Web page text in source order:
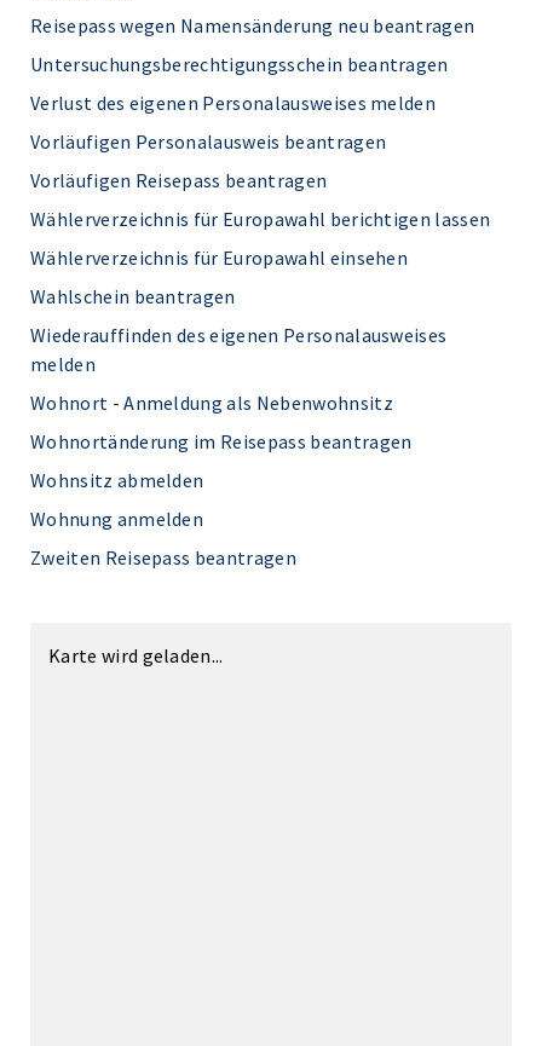
Reisepass wegen Namensänderung neu beantragen
Untersuchungsberechtigungsschein beantragen
Verlust des eigenen Personalausweises melden
Vorläufigen Personalausweis beantragen
Vorläufigen Reisepass beantragen
Wählerverzeichnis für Europawahl berichtigen lassen
Wählerverzeichnis für Europawahl einsehen
Wahlschein beantragen
Wiederauffinden des eigenen Personalausweises
melden
Wohnort - Anmeldung als Nebenwohnsitz
Wohnortänderung im Reisepass beantragen
Wohnsitz abmelden
Wohnung anmelden
Zweiten Reisepass beantragen
Karte wird geladen...